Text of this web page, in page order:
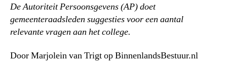
De Autoriteit Persoonsgevens (AP) doet
gemeenteraadsleden suggesties voor een aantal
relevante vragen aan het college.
Door Marjolein van Trigt op BinnenlandsBestuur.nl